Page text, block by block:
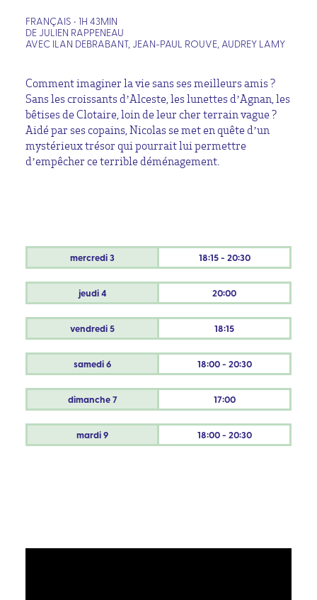
FRANÇAIS • 1H 43MIN
DE JULIEN RAPPENEAU
AVEC ILAN DEBRABANT, JEAN-PAUL ROUVE, AUDREY LAMY
Comment imaginer la vie sans ses meilleurs amis ?
Sans les croissants d’Alceste, les lunettes d’Agnan, les
bêtises de Clotaire, loin de leur cher terrain vague ?
Aidé par ses copains, Nicolas se met en quête d’un
mystérieux trésor qui pourrait lui permettre
d’empêcher ce terrible déménagement.
mercredi3 18:15 - 20:30
jeudi4 20:00
vendredi5 18:15
samedi6 18:00 - 20:30
dimanche7 17:00
mardi9 18:00 - 20:30